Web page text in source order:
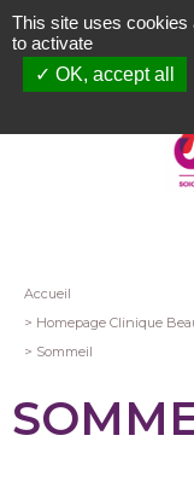
Aller
au
contenu
Fil
d'Ariane
Accueil
Homepage Clinique
Sommeil
This site uses cookies
to activate
OK, accept all